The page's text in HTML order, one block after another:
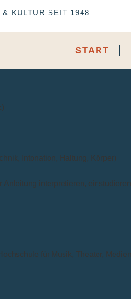
KULTUR SEIT 1948
START
Intonation, Haltung, Körper)
interpretieren,
für Musik, Theater,